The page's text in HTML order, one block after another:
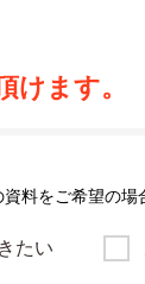
ます。
資料をご希望の
たい